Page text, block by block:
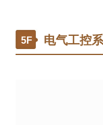
5F 电气工控